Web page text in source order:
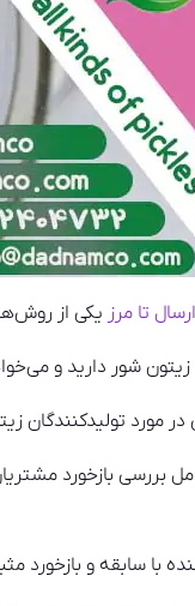
تا مرز یکی از
شور دارید و
در مورد
بررسی بازخورد
با سابقه و